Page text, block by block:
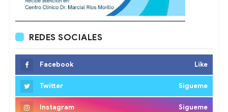
REDES SOCIALES
Facebook Like
Twitter Sigueme
Instagram Sigueme